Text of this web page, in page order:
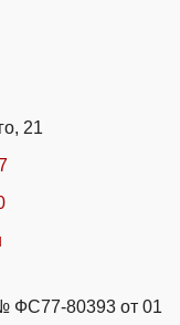
21
ФС77-80393 от 01